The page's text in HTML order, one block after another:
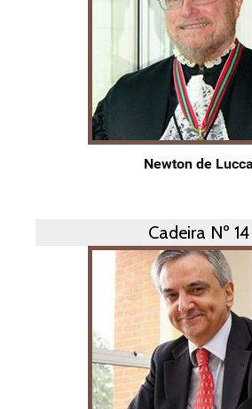
Newton de Lucca
Cadeira Nº 14